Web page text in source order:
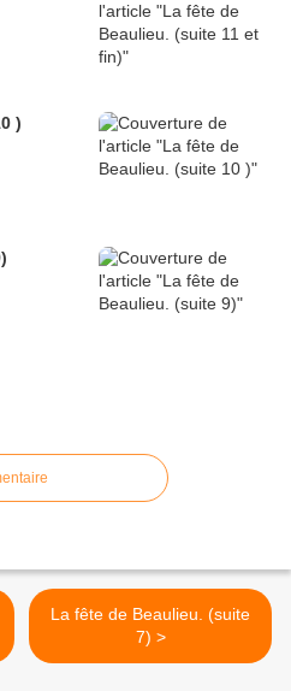
)
La fête de Beaulieu. (suite
7) >